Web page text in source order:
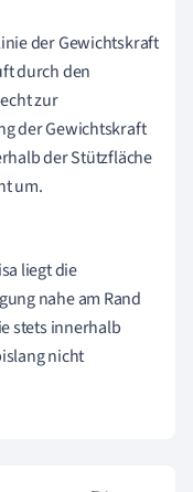
der Gewichtskraft
durch den
zur
der Gewichtskraft
der Stützfläche
um.
liegt die
nahe am Rand
stets innerhalb
nicht